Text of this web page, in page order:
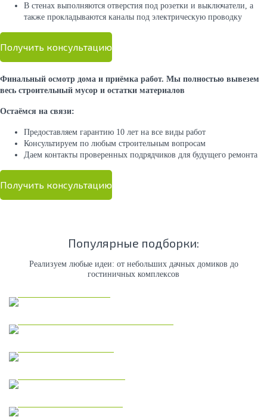
В стенах выполняются отверстия под розетки и выключатели, а
также прокладываются каналы под электрическую проводку
Получить консультацию
Финальный осмотр дома и приёмка работ. Мы полностью вывезем
весь строительный мусор и остатки материалов
Остаёмся на связи:
Предоставляем гарантию 10 лет на все виды работ
Консультируем по любым строительным вопросам
Даем контакты проверенных подрядчиков для будущего ремонта
Получить консультацию
Популярные подборки:
Реализуем любые идеи: от небольших дачных домиков до
гостиничных комплексов